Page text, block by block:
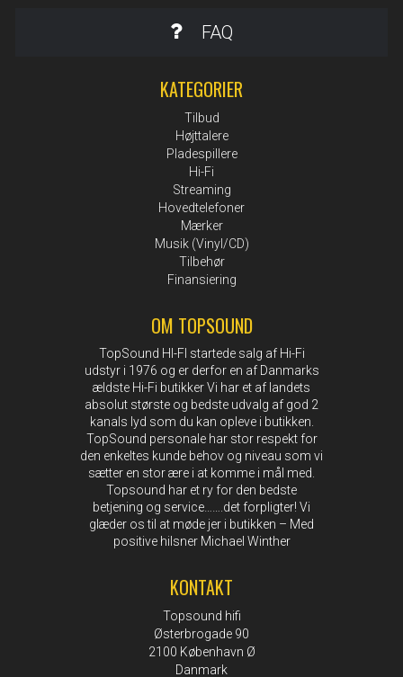
FAQ
KATEGORIER
Tilbud
Højttalere
Pladespillere
Hi-Fi
Streaming
Hovedtelefoner
Mærker
Musik (Vinyl/CD)
Tilbehør
Finansiering
OM TOPSOUND
TopSound HI-FI startede salg af Hi-Fi
udstyr i 1976 og er derfor en af Danmarks
ældste Hi-Fi butikker Vi har et af landets
absolut største og bedste udvalg af god 2
kanals lyd som du kan opleve i butikken.
TopSound personale har stor respekt for
den enkeltes kunde behov og niveau som vi
sætter en stor ære i at komme i mål med.
Topsound har et ry for den bedste
betjening og service…….det forpligter! Vi
glæder os til at møde jer i butikken – Med
positive hilsner Michael Winther
KONTAKT
Topsound hifi
Østerbrogade 90
2100 København Ø
Danmark